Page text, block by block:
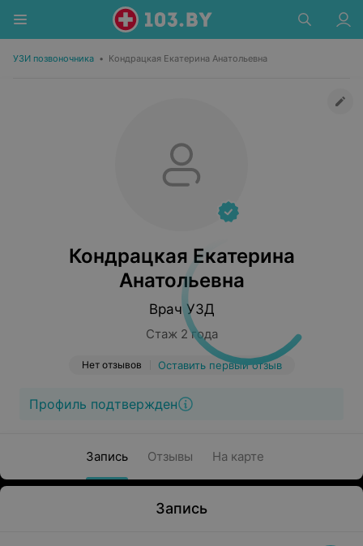
УЗИ позвоночника • Кондрацкая Екатерина Анатольевна
Кондрацкая Екатерина
Анатольевна
Врач УЗД
Стаж 2 года
Нет отзывов Оставить первый отзыв
Профиль подтвержден
Запись Отзывы На карте
Запись